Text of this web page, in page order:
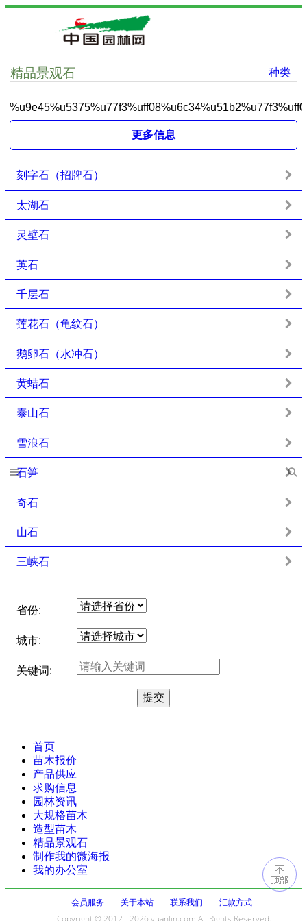
精品景观石 种类
更多信息
刻字石（招牌石）
太湖石
灵壁石
英石
千层石
莲花石（龟纹石）
鹅卵石（水冲石）
黄蜡石
泰山石
雪浪石
石笋
奇石
山石
三峡石
省份:
城市:
关键词:
首页
苗木报价
产品供应
求购信息
园林资讯
大规格苗木
造型苗木
精品景观石
制作我的微海报
我的办公室
会员服务 关于本站 联系我们
汇款方式
Copyright © 2012 - 2026 yuanlin.com All Rights Reserved.